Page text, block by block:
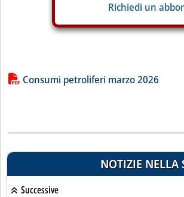
Richiedi un
Lista allegati PDF alla notizia
Consumi petroliferi marzo 2026
NOTIZIE NELLA
Successive